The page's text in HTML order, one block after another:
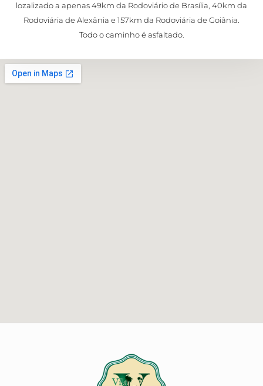
lozalizado a apenas 49km da Rodoviário de Brasília, 40km da
Rodoviária de Alexânia e 157km da Rodoviária de Goiânia.
Todo o caminho é asfaltado.